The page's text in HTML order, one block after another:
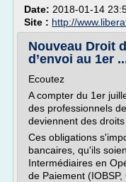
Date: 2018-01-14
Site : http://
Nouveau Droit
d’envoi au 1er
Ecoutez
A compter du 1er
des professionnels
deviennent des
Ces obligations
bancaires, qu'ils
Intermédiaires en
de Paiement (IOBSP,